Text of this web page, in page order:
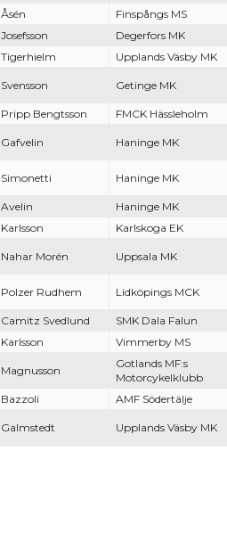
Åsén
Finspångs MS
Josefsson
Degerfors MK
Tigerhielm Upplands Väsby MK
Svensson Getinge MK
Pripp Bengtsson FMCK Hässleholm
Gafvelin Haninge MK
Simonetti Haninge MK
Avelin
Haninge MK
Karlsson Karlskoga EK
Nahar Morén Uppsala MK
Polzer Rudhem Lidköpings MCK
Camitz Svedlund
SMK Dala Falun
Karlsson Vimmerby MS
Magnusson
Gotlands MF:s
Motorcykelklubb
Bazzoli AMF Södertälje
Galmstedt Upplands Väsby MK